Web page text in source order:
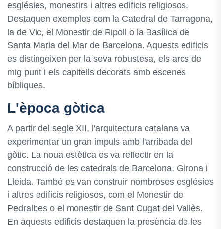
esglésies, monestirs i altres edificis religiosos.
Destaquen exemples com la Catedral de Tarragona,
la de Vic, el Monestir de Ripoll o la Basílica de
Santa Maria del Mar de Barcelona. Aquests edificis
es distingeixen per la seva robustesa, els arcs de
mig punt i els capitells decorats amb escenes
bíbliques.
L'època gòtica
A partir del segle XII, l'arquitectura catalana va
experimentar un gran impuls amb l'arribada del
gòtic. La noua estètica es va reflectir en la
construcció de les catedrals de Barcelona, Girona i
Lleida. També es van construir nombroses esglésies
i altres edificis religiosos, com el Monestir de
Pedralbes o el monestir de Sant Cugat del Vallès.
En aquests edificis destaquen la presència de les